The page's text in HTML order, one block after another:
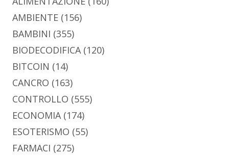
AMBIENTE (156)
BAMBINI (355)
BIODECODIFICA (120)
BITCOIN (14)
CANCRO (163)
CONTROLLO (555)
ECONOMIA (174)
ESOTERISMO (55)
FARMACI (275)